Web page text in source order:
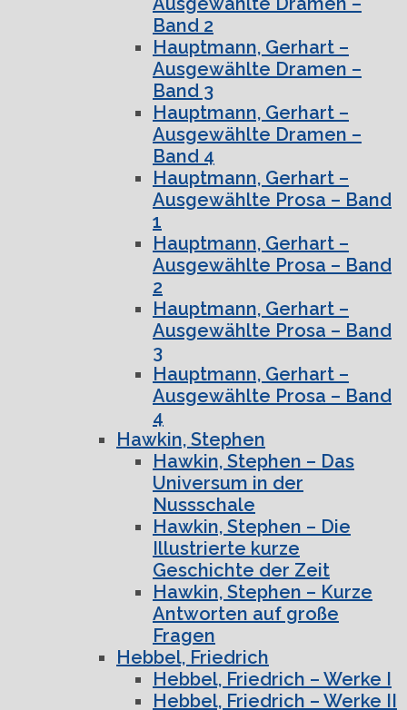
Band 2
Hauptmann, Gerhart –
Ausgewählte Dramen –
Band 3
Hauptmann, Gerhart –
Ausgewählte Dramen –
Band 4
Hauptmann, Gerhart –
Ausgewählte Prosa – Band
1
Hauptmann, Gerhart –
Ausgewählte Prosa – Band
2
Hauptmann, Gerhart –
Ausgewählte Prosa – Band
3
Hauptmann, Gerhart –
Ausgewählte Prosa – Band
4
Hawkin, Stephen
Hawkin, Stephen – Das
Universum in der
Nussschale
Hawkin, Stephen – Die
Illustrierte kurze
Geschichte der Zeit
Hawkin, Stephen – Kurze
Antworten auf große
Fragen
Hebbel, Friedrich
Hebbel, Friedrich – Werke I
Hebbel, Friedrich – Werke II